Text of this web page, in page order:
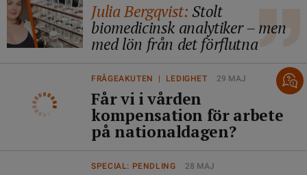
Julia Bergqvist:Stolt
biomedicinsk analytiker – men
med lön från det förflutna
FRÅGEAKUTEN | LEDIGHET 29 MAJ
Får vi i vården
kompensation för arbete
på nationaldagen?
SPECIAL: PENDLING 28 MAJ